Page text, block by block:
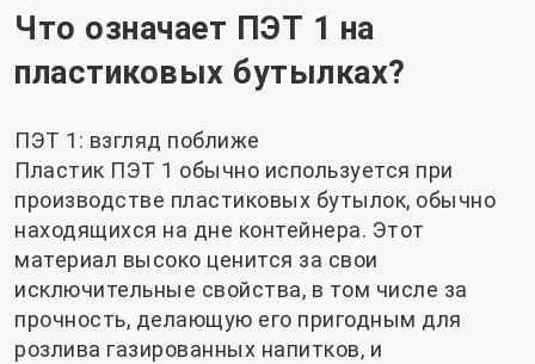
Что означает ПЭТ 1 на
пластиковых бутылках?
ПЭТ 1: взгляд поближе
Пластик ПЭТ 1 обычно используется при
производстве пластиковых бутылок, обычно
находящихся на дне контейнера. Этот
материал высоко ценится за свои
исключительные свойства, в том числе за
прочность, делающую его пригодным для
розлива газированных напитков, и